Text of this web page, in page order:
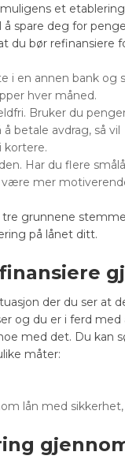
et
spare deg for
du bør refinansiere
i en annen bank og
hver måned.
Bruker du
betale avdrag, så vil
kortere.
Har du flere
mer
grunnene
på lånet ditt.
der du ser at
og du er i ferd med
med det. Du kan
måter:
lån med